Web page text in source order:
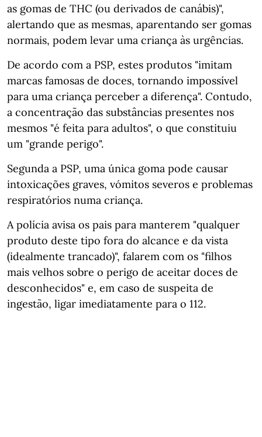
as gomas de THC (ou derivados de canábis)",
alertando que as mesmas, aparentando ser gomas
normais, podem levar uma criança às urgências.
De acordo com a PSP, estes produtos "imitam
marcas famosas de doces, tornando impossível
para uma criança perceber a diferença". Contudo,
a concentração das substâncias presentes nos
mesmos "é feita para adultos", o que constituiu
um "grande perigo".
Segunda a PSP, uma única goma pode causar
intoxicações graves, vómitos severos e problemas
respiratórios numa criança.
A polícia avisa os pais para manterem "qualquer
produto deste tipo fora do alcance e da vista
(idealmente trancado)", falarem com os "filhos
mais velhos sobre o perigo de aceitar doces de
desconhecidos" e, em caso de suspeita de
ingestão, ligar imediatamente para o 112.